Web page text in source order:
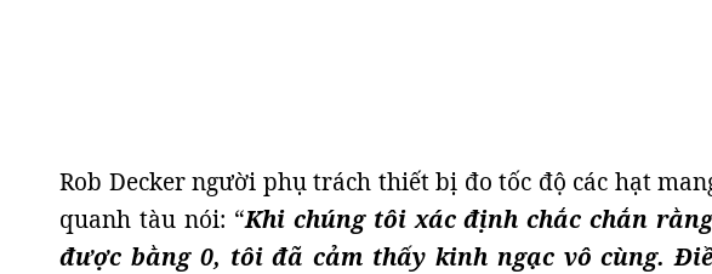
Rob Decker người phụ trách thiết bị đo tốc độ các hạt
quanh tàu nói: “Khi chúng tôi xác định chắc chắn
được bằng 0, tôi đã cảm thấy kinh ngạc vô cùng.